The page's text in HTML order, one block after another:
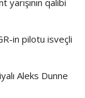
in pilotu isveçli
Aleks Dunne